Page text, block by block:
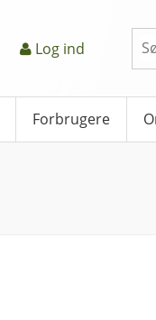
Log ind
Forbrugere